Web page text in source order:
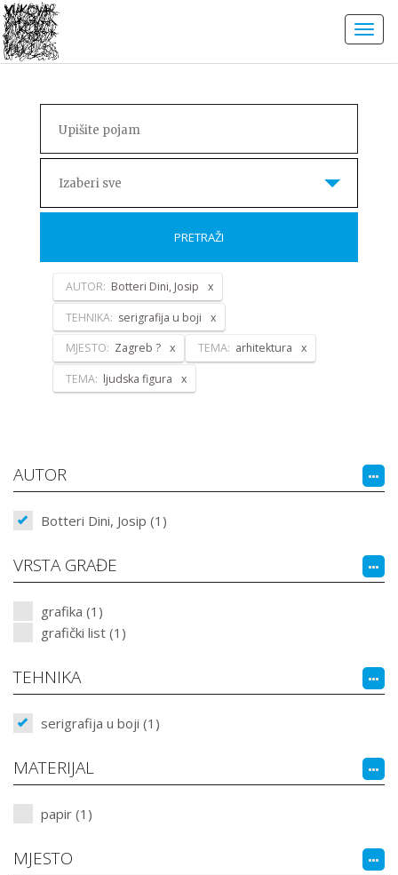
Izaberi sve
PRETRAŽI
AUTOR: Botteri Dini, Josip
TEHNIKA: serigrafija u boji
MJESTO: Zagreb ? TEMA: arhitektura
TEMA: ljudska figura
AUTOR
Botteri Dini, Josip (1)
VRSTA GRAĐE
grafika (1)
grafički list (1)
TEHNIKA
serigrafija u boji (1)
MATERIJAL
papir (1)
MJESTO